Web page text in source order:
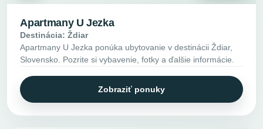
Apartmany U Jezka
Destinácia: Ždiar
Apartmany U Jezka ponúka ubytovanie v destinácii Ždiar,
Slovensko. Pozrite si vybavenie, fotky a ďalšie informácie.
Zobraziť ponuky